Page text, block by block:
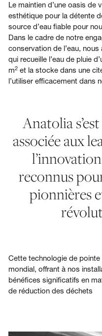
Le maintien d’une oasis de
esthétique pour la détente
source d’eau fiable pour
Dans le cadre de notre
conservation de l’eau,
qui recueille l’eau de pluie
m2 et la stocke dans une
l’utiliser efficacement dans
Anatolia
associée aux
reconnus
pionnières
Cette technologie de pointe
mondial, offrant à nos
bénéfices significatifs en
de réduction des déchets